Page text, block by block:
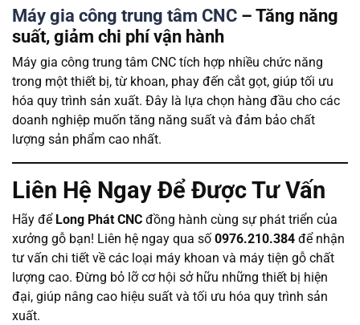
Máy gia công trung tâm CNC – Tăng năng
suất, giảm chi phí vận hành
Máy gia công trung tâm CNC tích hợp nhiều chức năng
trong một thiết bị, từ khoan, phay đến cắt gọt, giúp tối ưu
hóa quy trình sản xuất. Đây là lựa chọn hàng đầu cho các
doanh nghiệp muốn tăng năng suất và đảm bảo chất
lượng sản phẩm cao nhất.
Liên Hệ Ngay Để Được Tư Vấn
Hãy để Long Phát CNC đồng hành cùng sự phát triển của
xưởng gỗ bạn! Liên hệ ngay qua số 0976.210.384 để nhận
tư vấn chi tiết về các loại máy khoan và máy tiện gỗ chất
lượng cao. Đừng bỏ lỡ cơ hội sở hữu những thiết bị hiện
đại, giúp nâng cao hiệu suất và tối ưu hóa quy trình sản
xuất.